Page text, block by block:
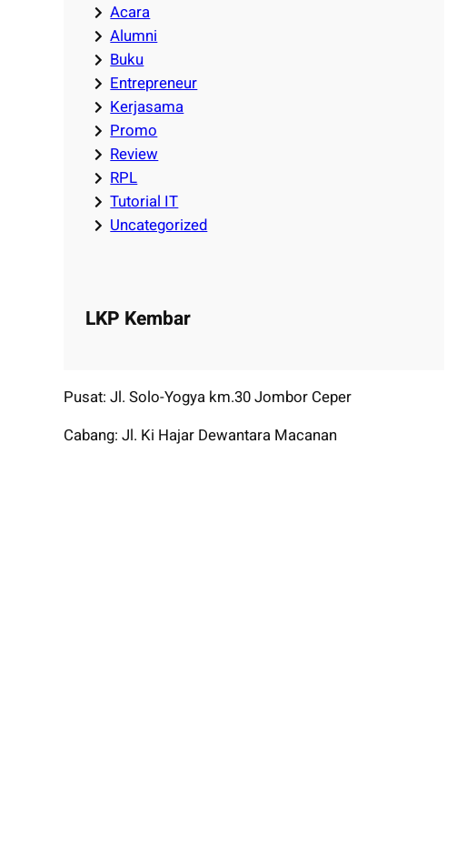
Acara
Alumni
Buku
Entrepreneur
Kerjasama
Promo
Review
RPL
Tutorial IT
Uncategorized
LKP Kembar
Pusat: Jl. Solo-Yogya km.30 Jombor Ceper
Cabang: Jl. Ki Hajar Dewantara Macanan